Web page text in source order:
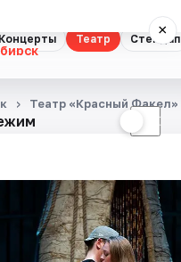
Концерты Театр Стендап
×
☾
Театр «Красный Факел»